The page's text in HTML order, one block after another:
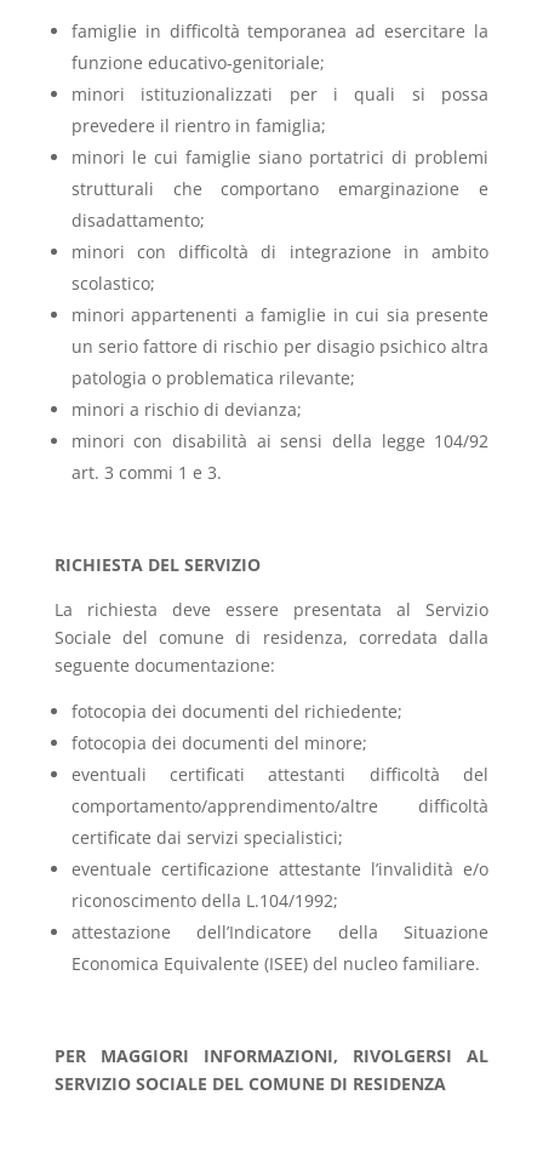
famiglie in difficoltà temporanea ad esercitare la
funzione educativo-genitoriale;
minori istituzionalizzati per i quali si possa
prevedere il rientro in famiglia;
minori le cui famiglie siano portatrici di problemi
strutturali che comportano emarginazione e
disadattamento;
minori con difficoltà di integrazione in ambito
scolastico;
minori appartenenti a famiglie in cui sia presente
un serio fattore di rischio per disagio psichico altra
patologia o problematica rilevante;
minori a rischio di devianza;
minori con disabilità ai sensi della legge 104/92
art. 3 commi 1 e 3.
RICHIESTA DEL SERVIZIO
La richiesta deve essere presentata al Servizio
Sociale del comune di residenza, corredata dalla
seguente documentazione:
fotocopia dei documenti del richiedente;
fotocopia dei documenti del minore;
eventuali certificati attestanti difficoltà del
comportamento/apprendimento/altre difficoltà
certificate dai servizi specialistici;
eventuale certificazione attestante l’invalidità e/o
riconoscimento della L.104/1992;
attestazione dell’Indicatore della Situazione
Economica Equivalente (ISEE) del nucleo familiare.
PER MAGGIORI INFORMAZIONI, RIVOLGERSI AL
SERVIZIO SOCIALE DEL COMUNE DI RESIDENZA